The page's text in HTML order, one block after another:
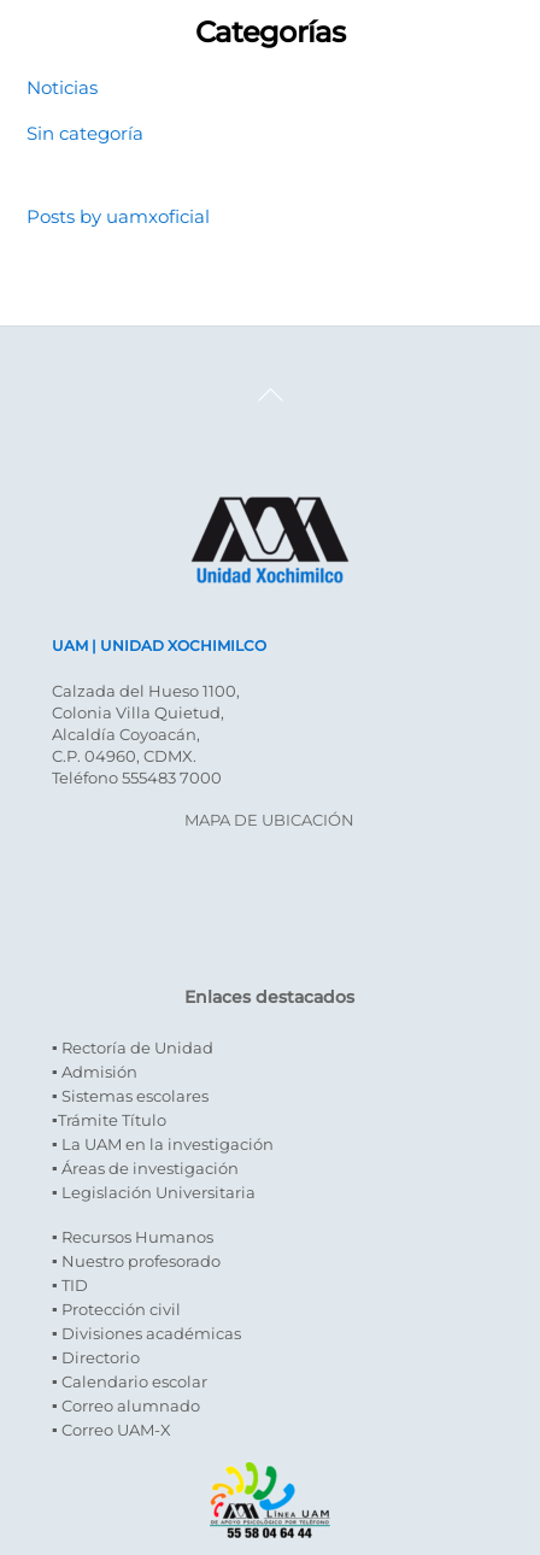
Categorías
Noticias
Sin categoría
Posts by uamxoficial
Back
UAM | UNIDAD XOCHIMILCO
Calzada del Hueso 1100,
Colonia Villa Quietud,
Alcaldía Coyoacán,
C.P. 04960, CDMX.
Teléfono 555483 7000
MAPA DE UBICACIÓN
Enlaces destacados
▪ Rectoría de Unidad
▪ Admisión
▪ Sistemas escolares
▪Trámite Título
▪ La UAM en la investigación
▪ Áreas de investigación
▪ Legislación Universitaria
▪ Recursos Humanos
▪ Nuestro profesorado
▪ TID
▪ Protección civil
▪ Divisiones académicas
▪ Directorio
▪ Calendario escolar
▪ Correo alumnado
▪ Correo UAM-X